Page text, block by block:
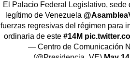
El Palacio Federal Legislativo, sede
legítimo de Venezuela
fuerzas regresivas del régimen para
ordinaria de este#14M
— Centro de Comunicación